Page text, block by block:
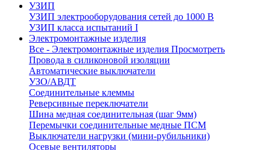
УЗИП
УЗИП электрооборудования сетей до 1000 В
УЗИП клaссa испытаний I
Электромонтажные изделия
Все - Электромонтажные изделия Просмотреть
Провода в силиконовой изоляции
Автоматические выключатели
УЗО/АВДТ
Соединительные клеммы
Реверсивные переключатели
Шина медная соединительная (шаг 9мм)
Перемычки соединительные медные ПСМ
Выключатели нагрузки (мини-рубильники)
Осевые вентиляторы